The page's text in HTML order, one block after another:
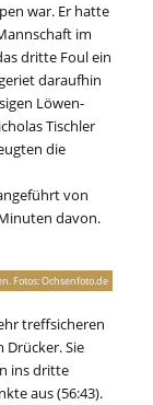
war. Er hatte
im
dritte Foul ein
daraufhin
Löwen-
Tischler
die
von
davon.
Fotos: Ochsenfoto.de
treffsicheren
Drücker. Sie
ins dritte
aus (56:43).